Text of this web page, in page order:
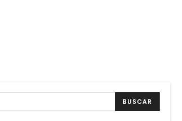
BUSCAR